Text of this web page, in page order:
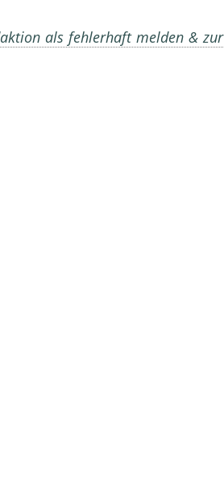
als fehlerhaft melden & zur